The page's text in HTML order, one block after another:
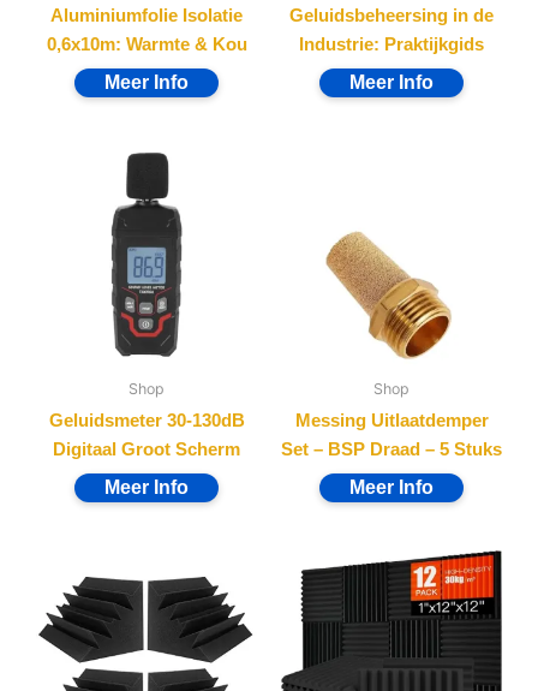
Aluminiumfolie Isolatie
0,6x10m: Warmte & Kou
Geluidsbeheersing in de
Industrie: Praktijkgids
Shop
Geluidsmeter 30-130dB
Digitaal Groot Scherm
Shop
Messing Uitlaatdemper
Set – BSP Draad – 5 Stuks